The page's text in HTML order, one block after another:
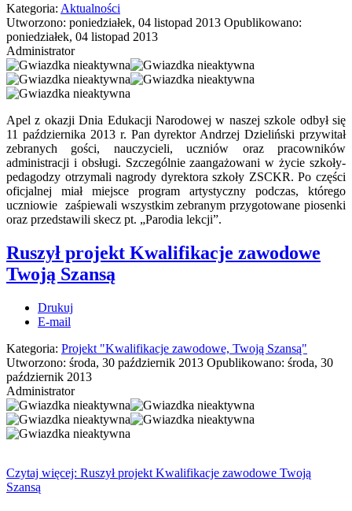
Kategoria: Aktualności
Utworzono: poniedziałek, 04 listopad 2013 Opublikowano:
poniedziałek, 04 listopad 2013
Administrator
Apel z okazji Dnia Edukacji Narodowej w naszej szkole odbył się
11 października 2013 r. Pan dyrektor Andrzej Dzieliński przywitał
zebranych gości, nauczycieli, uczniów oraz pracowników
administracji i obsługi. Szczególnie zaangażowani w życie szkoły-
pedagodzy otrzymali nagrody dyrektora szkoły ZSCKR. Po części
oficjalnej miał miejsce program artystyczny podczas, którego
uczniowie zaśpiewali wszystkim zebranym przygotowane piosenki
oraz przedstawili skecz pt. „Parodia lekcji”.
Ruszył projekt Kwalifikacje zawodowe
Twoją Szansą
Drukuj
E-mail
Kategoria: Projekt "Kwalifikacje zawodowe, Twoją Szansą"
Utworzono: środa, 30 październik 2013 Opublikowano: środa, 30
październik 2013
Administrator
Czytaj więcej: Ruszył projekt Kwalifikacje zawodowe Twoją
Szansą